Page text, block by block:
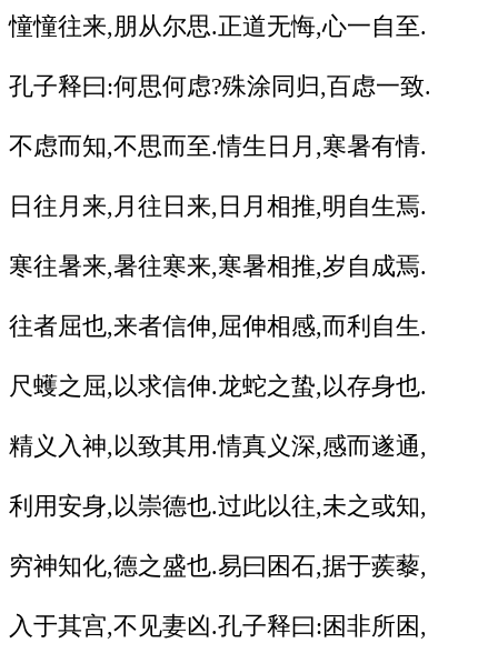
憧憧往来,朋从尔思.正道无悔,心一自至.
孔子释曰:何思何虑?殊涂同归,百虑一致.
不虑而知,不思而至.情生日月,寒暑有情.
日往月来,月往日来,日月相推,明自生焉.
寒往暑来,暑往寒来,寒暑相推,岁自成焉.
往者屈也,来者信伸,屈伸相感,而利自生.
尺蠖之屈,以求信伸.龙蛇之蛰,以存身也.
精义入神,以致其用.情真义深,感而遂通,
利用安身,以崇德也.过此以往,未之或知,
穷神知化,德之盛也.易曰困石,据于蒺藜,
入于其宫,不见妻凶.孔子释曰:困非所困,